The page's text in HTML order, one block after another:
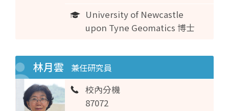
University of Newcastle
upon Tyne Geomatics 博士
林月雲 兼任研究員
校內分機
87072